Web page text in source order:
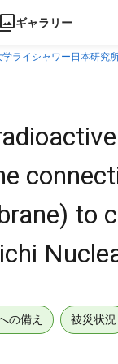
ギャラリー
ライシャワー日本研究
to
の備え 被災状況